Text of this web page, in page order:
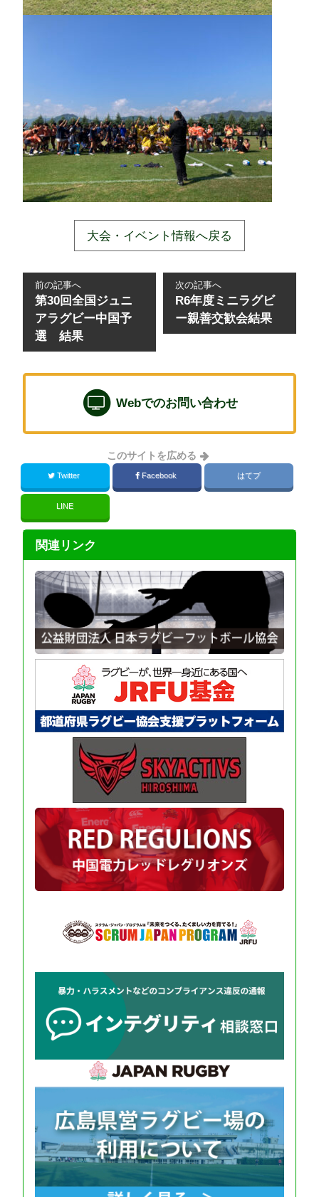
大会・イベント情報へ戻る
前の記事へ
第30回全国ジュニ
アラグビー中国予
選 結果
次の記事へ
R6年度ミニラグビ
ー親善交歓会結果
Webでのお問い合わせ
このサイトを広める
Twitter Facebook はてブ
LINE
関連リンク